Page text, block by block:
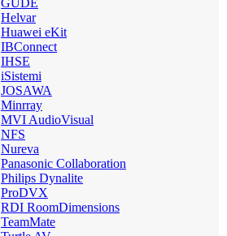
GUDE
Helvar
Huawei eKit
IBConnect
IHSE
iSistemi
JOSAWA
Minrray
MVI AudioVisual
NFS
Nureva
Panasonic Collaboration
Philips Dynalite
ProDVX
RDI RoomDimensions
TeamMate